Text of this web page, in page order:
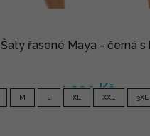
Šaty řasené Maya - černá s
1 290 Kč
M L XL XXL 3XL